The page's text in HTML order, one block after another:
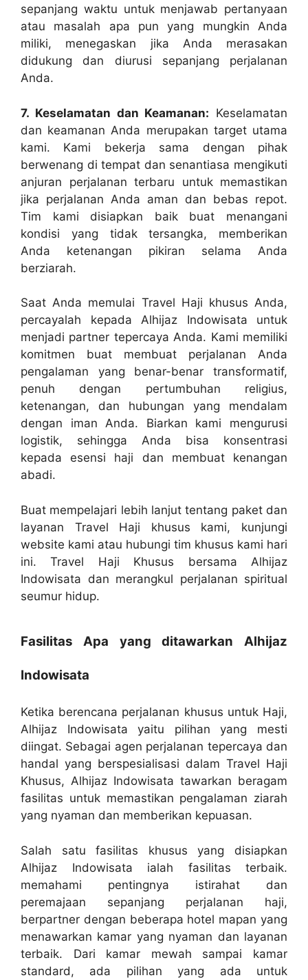
sepanjang waktu untuk menjawab pertanyaan
atau masalah apa pun yang mungkin Anda
miliki, menegaskan jika Anda merasakan
didukung dan diurusi sepanjang perjalanan
Anda.
7. Keselamatan dan Keamanan: Keselamatan
dan keamanan Anda merupakan target utama
kami. Kami bekerja sama dengan pihak
berwenang di tempat dan senantiasa mengikuti
anjuran perjalanan terbaru untuk memastikan
jika perjalanan Anda aman dan bebas repot.
Tim kami disiapkan baik buat menangani
kondisi yang tidak tersangka, memberikan
Anda ketenangan pikiran selama Anda
berziarah.
Saat Anda memulai Travel Haji khusus Anda,
percayalah kepada Alhijaz Indowisata untuk
menjadi partner tepercaya Anda. Kami memiliki
komitmen buat membuat perjalanan Anda
pengalaman yang benar-benar transformatif,
penuh dengan pertumbuhan religius,
ketenangan, dan hubungan yang mendalam
dengan iman Anda. Biarkan kami mengurusi
logistik, sehingga Anda bisa konsentrasi
kepada esensi haji dan membuat kenangan
abadi.
Buat mempelajari lebih lanjut tentang paket dan
layanan Travel Haji khusus kami, kunjungi
website kami atau hubungi tim khusus kami hari
ini. Travel Haji Khusus bersama Alhijaz
Indowisata dan merangkul perjalanan spiritual
seumur hidup.
Fasilitas Apa yang ditawarkan Alhijaz
Indowisata
Ketika berencana perjalanan khusus untuk Haji,
Alhijaz Indowisata yaitu pilihan yang mesti
diingat. Sebagai agen perjalanan tepercaya dan
handal yang berspesialisasi dalam Travel Haji
Khusus, Alhijaz Indowisata tawarkan beragam
fasilitas untuk memastikan pengalaman ziarah
yang nyaman dan memberikan kepuasan.
Salah satu fasilitas khusus yang disiapkan
Alhijaz Indowisata ialah fasilitas terbaik.
memahami pentingnya istirahat dan
peremajaan sepanjang perjalanan haji,
berpartner dengan beberapa hotel mapan yang
menawarkan kamar yang nyaman dan layanan
terbaik. Dari kamar mewah sampai kamar
standard, ada pilihan yang ada untuk